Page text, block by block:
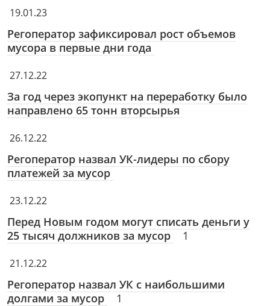
19.01.23
Регоператор зафиксировал рост объемов
мусора в первые дни года
27.12.22
За год через экопункт на переработку было
направлено 65 тонн вторсырья
26.12.22
Регоператор назвал УК-лидеры по сбору
платежей за мусор
23.12.22
Перед Новым годом могут списать деньги у
25 тысяч должников за мусор
1
21.12.22
Регоператор назвал УК с наибольшими
долгами за мусор
1